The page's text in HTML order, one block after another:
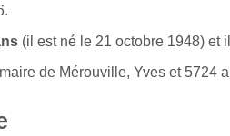
(il est né le 21 octobre 1948) et
de Mérouville, Yves et 5724